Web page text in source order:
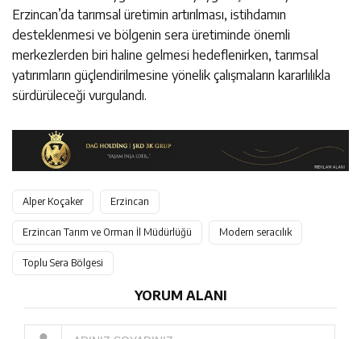
Erzincan’da tarımsal üretimin artırılması, istihdamın
desteklenmesi ve bölgenin sera üretiminde önemli
merkezlerden biri haline gelmesi hedeflenirken, tarımsal
yatırımların güçlendirilmesine yönelik çalışmaların kararlılıkla
sürdürüleceği vurgulandı.
Alper Koçaker Erzincan
Erzincan Tarım ve Orman İl Müdürlüğü Modern seracılık
Toplu Sera Bölgesi
YORUM ALANI